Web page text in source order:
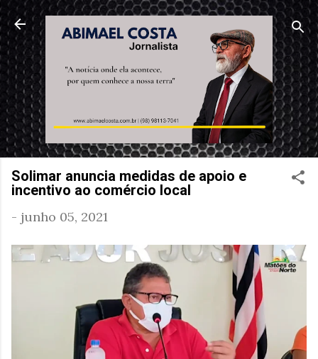
Pular para o conteúdo principal
Solimar anuncia medidas de apoio e
incentivo ao comércio local
- junho 05, 2021